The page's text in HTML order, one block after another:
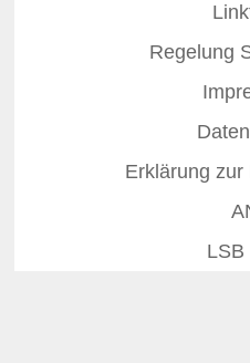
Regelung
Erklärung
LSB